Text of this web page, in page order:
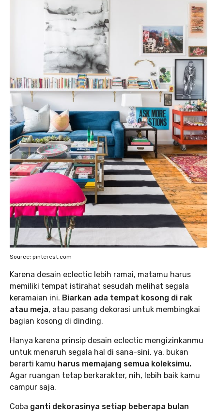
Source: pinterest.com
Karena desain eclectic lebih ramai, matamu harus
memiliki tempat istirahat sesudah melihat segala
keramaian ini. Biarkan ada tempat kosong di rak
atau meja, atau pasang dekorasi untuk membingkai
bagian kosong di dinding.
Hanya karena prinsip desain eclectic mengizinkanmu
untuk menaruh segala hal di sana-sini, ya, bukan
berarti kamu harus memajang semua koleksimu.
Agar ruangan tetap berkarakter, nih, lebih baik kamu
campur saja.
Coba ganti dekorasinya setiap beberapa bulan